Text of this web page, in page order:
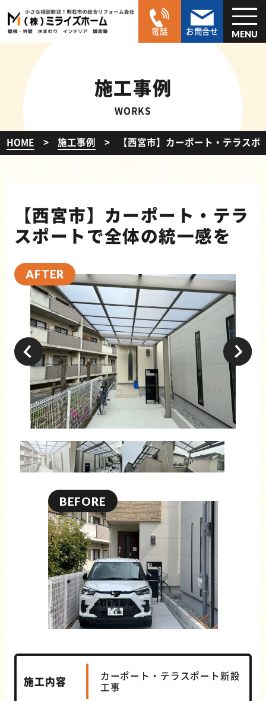
電話 お問合せ MENU
施工事例
WORKS
HOME 施工事例 【西宮市】カーポート・テラス
【西宮市】カーポート・テラ
スポートで全体の統一感を
施工内容
カーポート・テラスポート新設
工事